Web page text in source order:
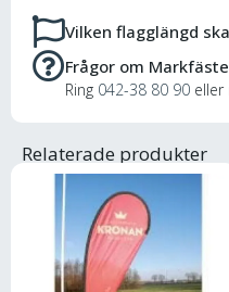
Vilken flagglängd
Frågor om
Ring 042-38 80 90 eller
Relaterade produkter